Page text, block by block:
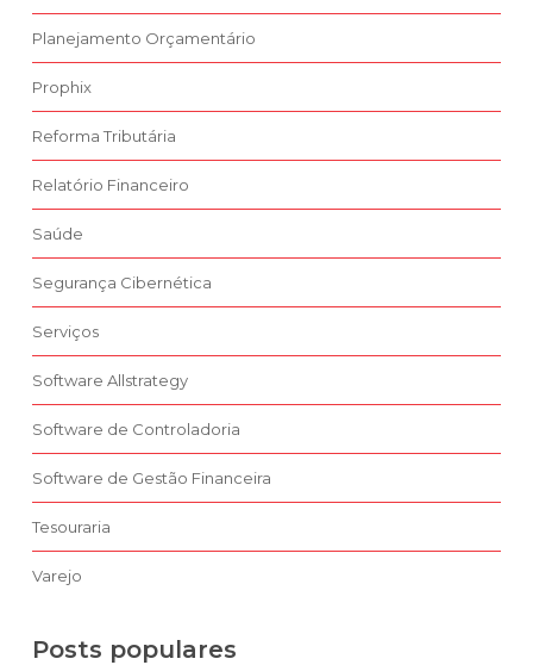
Planejamento Orçamentário
Prophix
Reforma Tributária
Relatório Financeiro
Saúde
Segurança Cibernética
Serviços
Software Allstrategy
Software de Controladoria
Software de Gestão Financeira
Tesouraria
Varejo
Posts populares